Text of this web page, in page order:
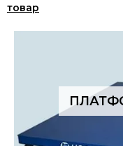
товар